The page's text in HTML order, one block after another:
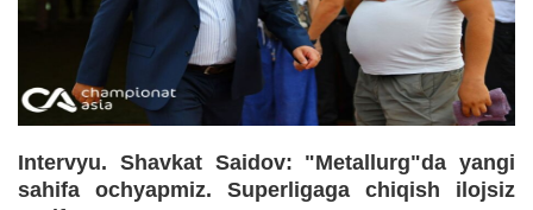
Intervyu. Shavkat Saidov: "Metallurg"da yangi
sahifa ochyapmiz. Superligaga chiqish ilojsiz